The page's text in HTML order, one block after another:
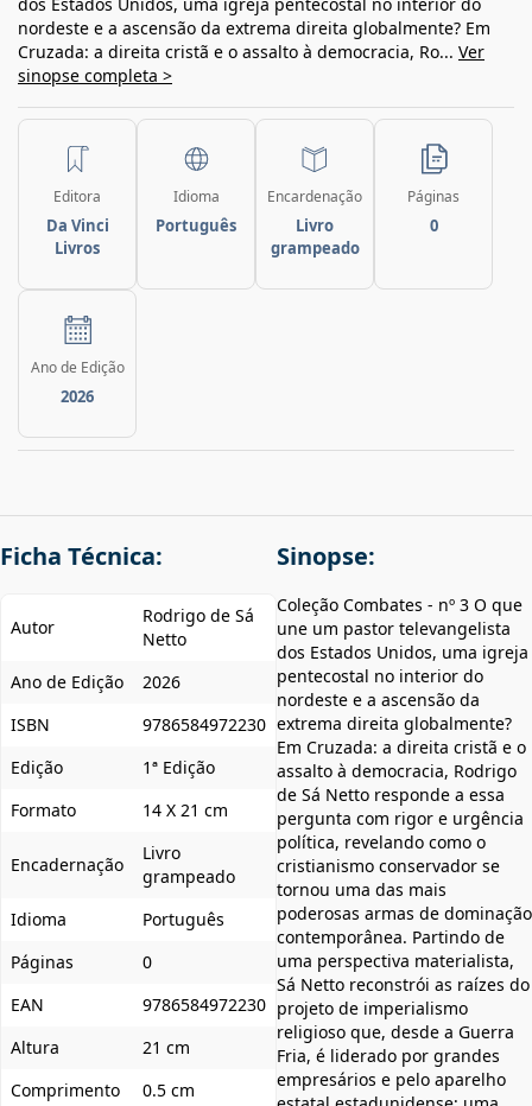
nordeste e a ascensão da extrema direita globalmente? Em
Cruzada: a direita cristã e o assalto à democracia, Ro... Ver
sinopse completa >
Editora
Da Vinci
Livros
Idioma
Português
Encardenação
Livro
grampeado
Páginas
0
Ano de Edição
2026
Ficha Técnica:
Autor
Rodrigo de Sá
Netto
Ano de Edição
2026
ISBN
9786584972230
Edição
1ª Edição
Formato
14 X 21 cm
Encadernação
Livro
grampeado
Idioma
Português
Páginas
0
EAN
9786584972230
Altura
21 cm
Comprimento
0.5 cm
Sinopse:
Coleção Combates - nº 3 O que
une um pastor televangelista
dos Estados Unidos, uma igreja
pentecostal no interior do
nordeste e a ascensão da
extrema direita globalmente?
Em Cruzada: a direita cristã e o
assalto à democracia, Rodrigo
de Sá Netto responde a essa
pergunta com rigor e urgência
política, revelando como o
cristianismo conservador se
tornou uma das mais
poderosas armas de dominação
contemporânea. Partindo de
uma perspectiva materialista,
Sá Netto reconstrói as raízes do
projeto de imperialismo
religioso que, desde a Guerra
Fria, é liderado por grandes
empresários e pelo aparelho